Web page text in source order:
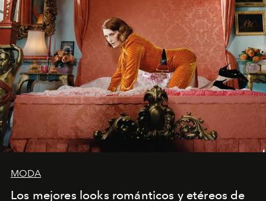
MODA
Los mejores looks románticos y etéreos de